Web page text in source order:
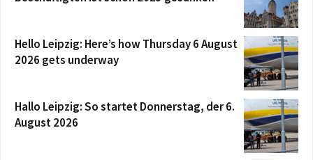
Hello Leipzig: Here’s how Thursday 6 August
2026 gets underway
Hallo Leipzig: So startet Donnerstag, der 6.
August 2026